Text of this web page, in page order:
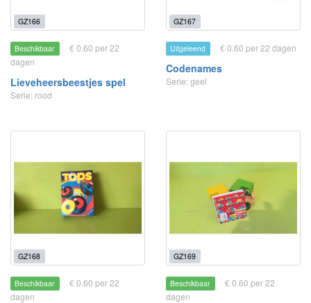
GZ166
Beschikbaar
€ 0.60 per 22
dagen
Lieveheersbeestjes spel
Serie: rood
GZ167
Uitgeleend € 0.60 per 22 dagen
Codenames
Serie: geel
GZ168
Beschikbaar
€ 0.60 per 22
dagen
GZ169
Beschikbaar
€ 0.60 per 22
dagen